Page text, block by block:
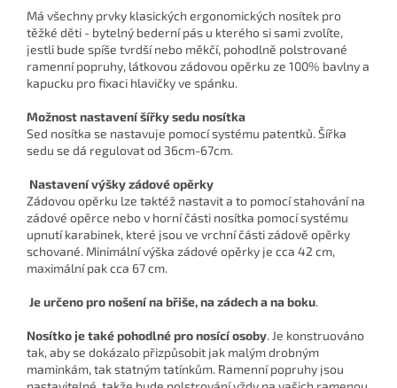
Má všechny prvky klasických ergonomických nosítek pro
těžké děti - bytelný bederní pás u kterého si sami zvolíte,
jestli bude spíše tvrdší nebo měkčí, pohodlně polstrované
ramenní popruhy, látkovou zádovou opěrku ze 100% bavlny a
kapucku pro fixaci hlavičky ve spánku.
Možnost nastavení šířky sedu nosítka
Sed nosítka se nastavuje pomocí systému patentků. Šířka
sedu se dá regulovat od 36cm-67cm.
Nastavení výšky zádové opěrky
Zádovou opěrku lze taktéž nastavit a to pomocí stahování na
zádové opěrce nebo v horní části nosítka pomocí systému
upnutí karabinek, které jsou ve vrchní části zádově opěrky
schované. Minimální výška zádové opěrky je cca 42 cm,
maximální pak cca 67 cm.
Je určeno pro nošení na břiše, na zádech a na boku.
Nosítko je taképohodlné pro nosící osoby. Je konstruováno
tak, aby se dokázalo přizpůsobit jak malým drobným
maminkám, tak statným tatínkům. Ramenní popruhy jsou